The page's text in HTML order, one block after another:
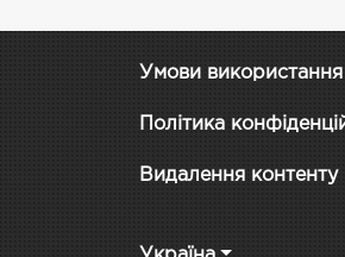
Умови використання
Політика
Видалення контенту